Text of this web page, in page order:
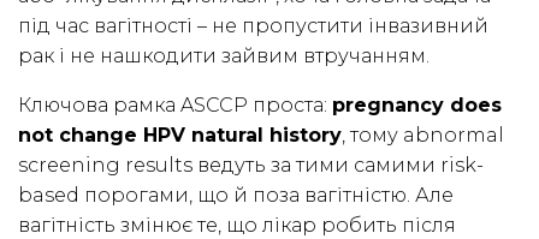
під час вагітності – не пропустити інвазивний
рак і не нашкодити зайвим втручанням.
Ключова рамка ASCCP проста: pregnancy does
not change HPV natural history, тому abnormal
screening results ведуть за тими самими risk-
based порогами, що й поза вагітністю. Але
вагітність змінює те, що лікар робить після